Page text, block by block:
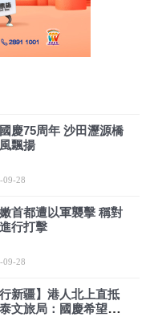
慶75周年 沙田瀝源橋
飄揚
09-28
都遭以軍襲擊 稱對
行打擊
09-28
新疆】港人北上直抵
文旅局：國慶希望香